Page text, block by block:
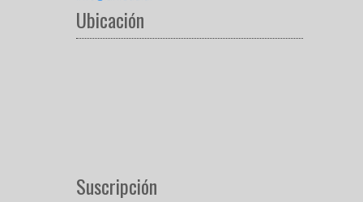
Ubicación
Suscripción